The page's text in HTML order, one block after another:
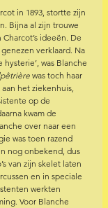
in 1893, stortte zijn
Bijna al zijn trouwe
ideeën. De
verklaard. Na
hysterie’, was Blanche
was toch haar
het ziekenhuis,
op de
kwam de
over naar een
was toen razend
nog onbekend, dus
van zijn skelet laten
en in speciale
werkten
Voor Blanche